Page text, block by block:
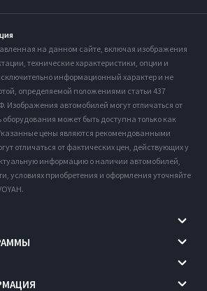
на данном сайте, включая изображения
технические характеристики, опции и
информационный характер и не
определяемой положениями статьи 437
Изображения автомобилей могут отличаться от
может быть доступна только как
цены являются рекомендованными
отличаться от фактических цен, действующих у
информацию о наличии автомобилей,
условиях приобретения и оформления уточняйте